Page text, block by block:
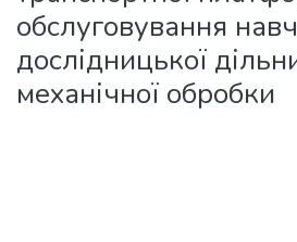
обслуговування
дослідницької
механічної обробки